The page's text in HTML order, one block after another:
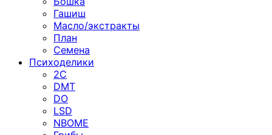
Гашиш
Масло/экстракты
План
Семена
Психоделики
2C
DMT
DO
LSD
NBOME